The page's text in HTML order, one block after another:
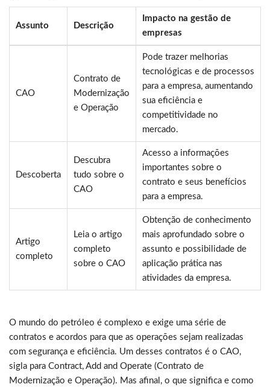
Assunto Descrição
Impacto na gestão de
empresas
CAO
Contrato de
Modernização
e Operação
Pode trazer melhorias
tecnológicas e de processos
para a empresa, aumentando
sua eficiência e
competitividade no
mercado.
Descoberta
Descubra
tudo sobre o
CAO
Acesso a informações
importantes sobre o
contrato e seus benefícios
para a empresa.
Artigo
completo
Leia o artigo
completo
sobre o CAO
Obtenção de conhecimento
mais aprofundado sobre o
assunto e possibilidade de
aplicação prática nas
atividades da empresa.
O mundo do petróleo é complexo e exige uma série de
contratos e acordos para que as operações sejam realizadas
com segurança e eficiência. Um desses contratos é o CAO,
sigla para Contract, Add and Operate (Contrato de
Modernização e Operação). Mas afinal, o que significa e como